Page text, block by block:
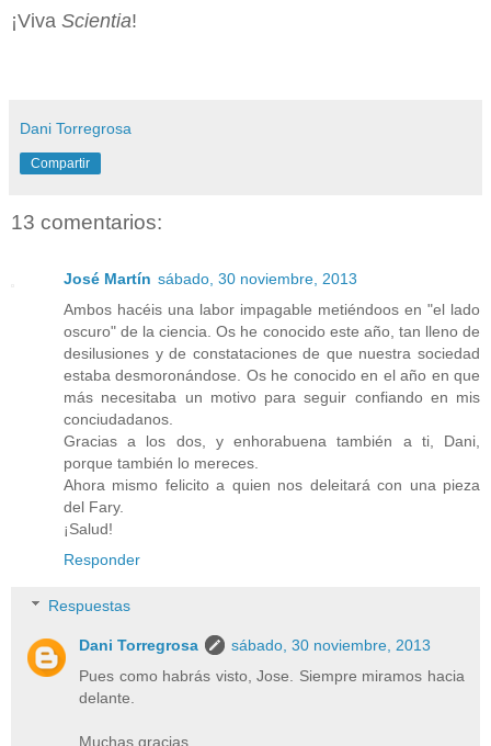
¡Viva Scientia!
Dani Torregrosa
Compartir
13 comentarios:
José Martín sábado, 30 noviembre, 2013
Ambos hacéis una labor impagable metiéndoos en "el lado
oscuro" de la ciencia. Os he conocido este año, tan lleno de
desilusiones y de constataciones de que nuestra sociedad
estaba desmoronándose. Os he conocido en el año en que
más necesitaba un motivo para seguir confiando en mis
conciudadanos.
Gracias a los dos, y enhorabuena también a ti, Dani,
porque también lo mereces.
Ahora mismo felicito a quien nos deleitará con una pieza
del Fary.
¡Salud!
Responder
Respuestas
Dani Torregrosa
sábado, 30 noviembre, 2013
Pues como habrás visto, Jose. Siempre miramos hacia
delante.
Muchas gracias